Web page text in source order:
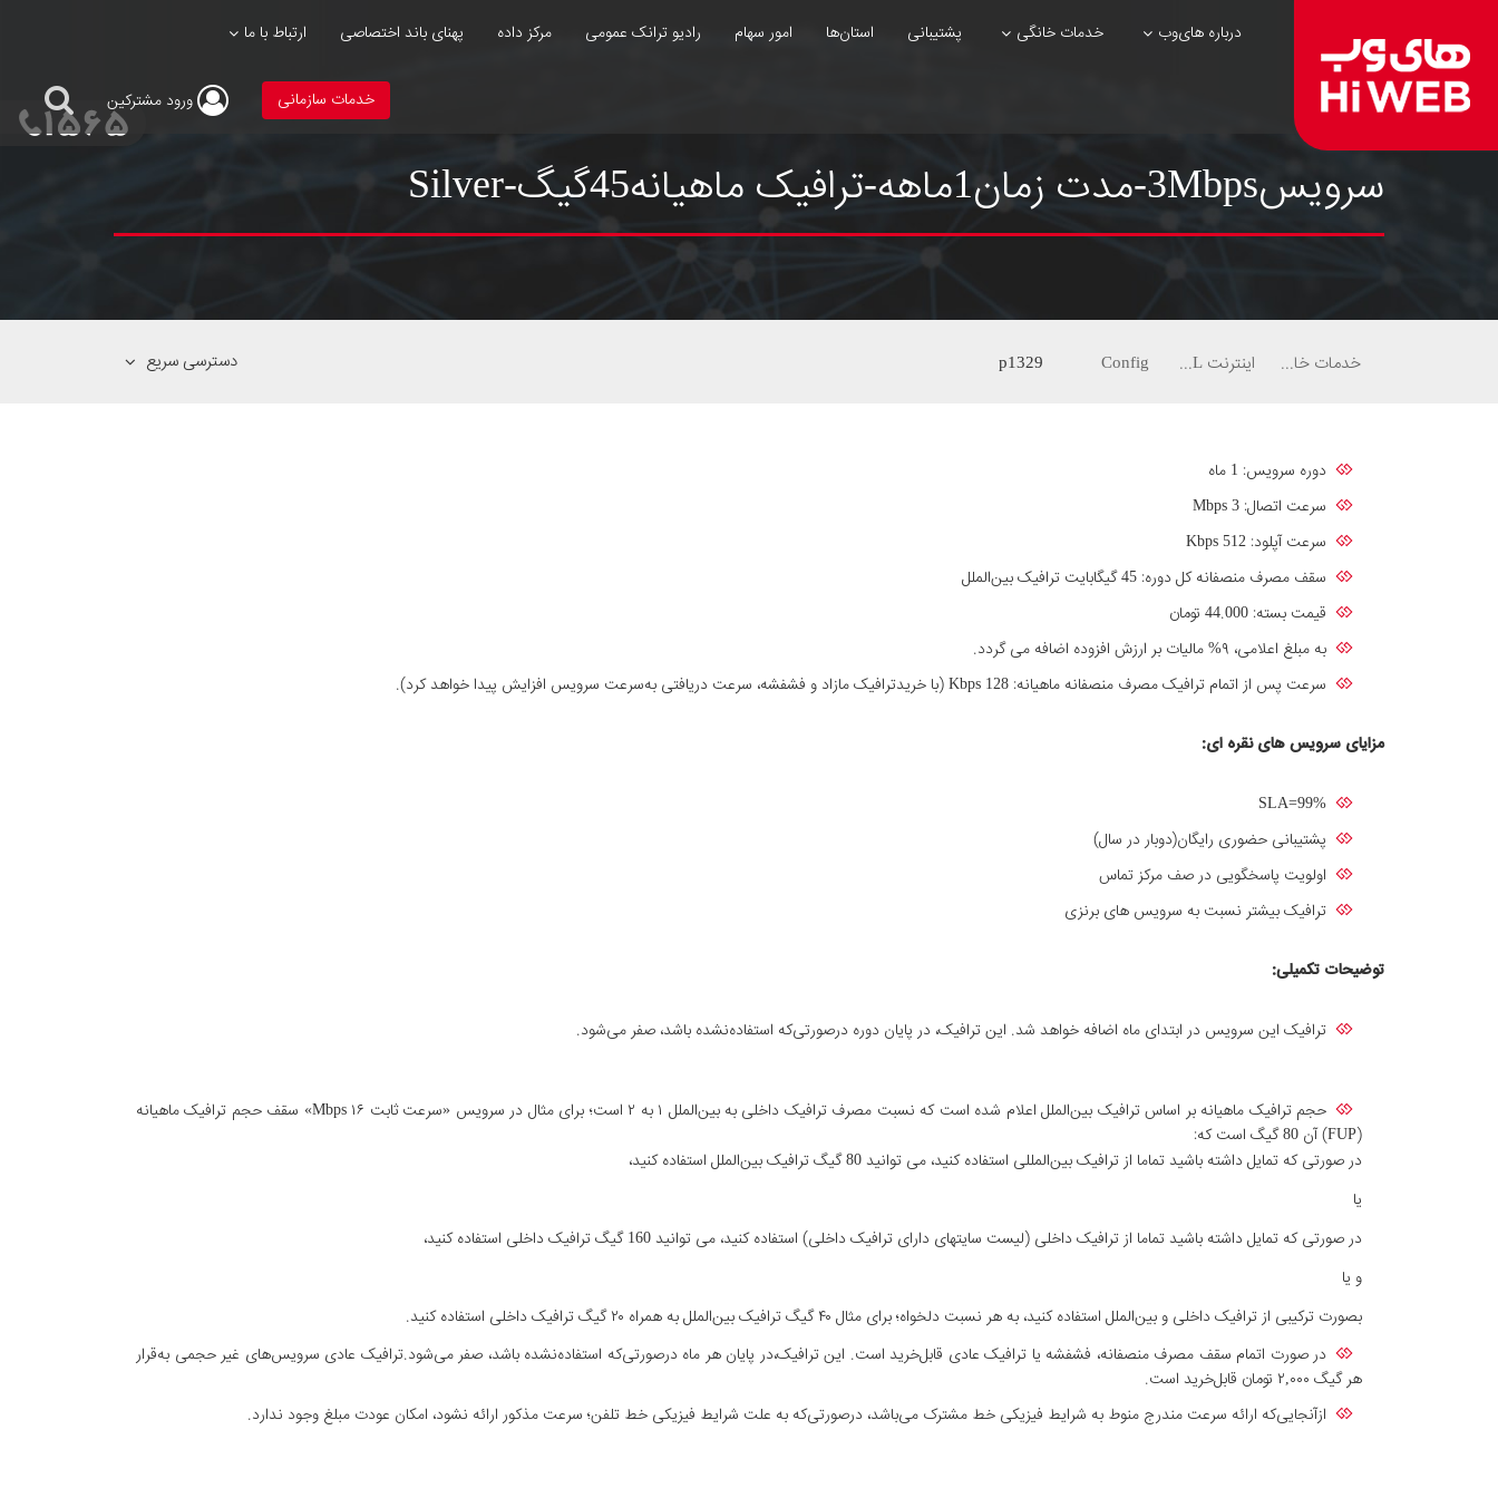
درباره های‌وب خدمات خانگی پشتیبانی استان‌ها امور سهام رادیو ترانک عمومی مرکز داده پهنای باند اختصاصی ارتباط با ما
ورود مشترکین خدمات سازمانی
سرویس3Mbps-مدت زمان1ماهه-ترافیک ماهیانه45گیگ-Silver
خدمات خانگی اینترنت ADSL Config
p1329 دسترسی سریع
دوره سرویس: 1 ماه
سرعت اتصال: Mbps 3
سرعت آپلود: Kbps 512
سقف مصرف منصفانه کل دوره: 45 گیگابایت ترافیک بین‌الملل
قیمت بسته: 44.000 تومان
به مبلغ اعلامی، ۹% مالیات بر ارزش افزوده اضافه می گردد.
سرعت پس از اتمام ترافیک مصرف منصفانه ماهیانه: Kbps 128 (با خریدترافیک مازاد و فشفشه، سرعت دریافتی به‌سرعت سرویس افزایش پیدا خواهد کرد).
مزایای سرویس های نقره ای:
SLA=99%
پشتیبانی حضوری رایگان(دوبار در سال)
اولویت پاسخگویی در صف مرکز تماس
ترافیک بیشتر نسبت به سرویس های برنزی
توضیحات تکمیلی:
ترافیک این سرویس در ابتدای ماه اضافه خواهد شد. این ترافیک، در پایان دوره درصورتی‌که استفاده‌نشده باشد، صفر می‌شود.
حجم ترافیک ماهیانه بر اساس ترافیک بین‌الملل اعلام شده است که نسبت مصرف ترافیک داخلی به بین‌الملل ۱ به ۲ است؛ برای مثال در سرویس «سرعت ثابت Mbps ۱۶» سقف حجم ترافیک ماهیانه
(FUP) آن 80 گیگ است که:
در صورتی که تمایل داشته باشید تماما از ترافیک بین‌المللی استفاده کنید، می توانید 80 گیگ ترافیک بین‌الملل استفاده کنید،
یا
در صورتی که تمایل داشته باشید تماما از ترافیک داخلی (لیست سایتهای دارای ترافیک داخلی) استفاده کنید، می توانید 160 گیگ ترافیک داخلی استفاده کنید،
و یا
بصورت ترکیبی از ترافیک داخلی و بین‌الملل استفاده کنید، به هر نسبت دلخواه؛ برای مثال ۴۰ گیگ ترافیک بین‌الملل به همراه ۲۰ گیگ ترافیک داخلی استفاده کنید.
در صورت اتمام سقف مصرف منصفانه، فشفشه یا ترافیک عادی قابل‌خرید است. این ترافیک،در پایان هر ماه درصورتی‌که استفاده‌نشده باشد، صفر می‌شود.ترافیک عادی سرویس‌های غیر حجمی به‌قرار
هر گیگ ۲,۰۰۰ تومان قابل‌خرید است.
ازآنجایی‌که ارائه سرعت مندرج منوط به شرایط فیزیکی خط مشترک می‌باشد، درصورتی‌که به علت شرایط فیزیکی خط تلفن؛ سرعت مذکور ارائه نشود، امکان عودت مبلغ وجود ندارد.